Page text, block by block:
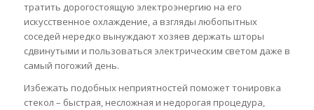
тратить дорогостоящую электроэнергию на его
искусственное охлаждение, а взгляды любопытных
соседей нередко вынуждают хозяев держать шторы
сдвинутыми и пользоваться электрическим светом даже в
самый погожий день.
Избежать подобных неприятностей поможет тонировка
стекол – быстрая, несложная и недорогая процедура,